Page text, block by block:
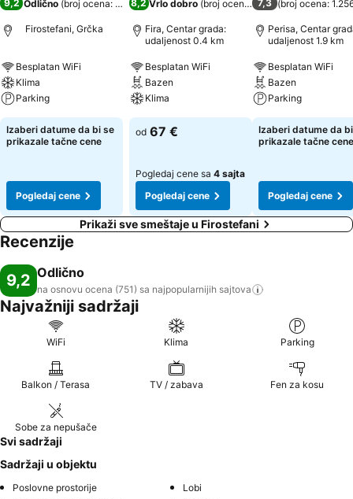
9,2 Odlično (broj ocena: 751)
Firostefani, Grčka
Besplatan WiFi
Klima
Parking
Izaberi datume da bi se
prikazale tačne cene
Pogledaj cene
8,2 Vrlo dobro (broj ocena: 2.080)
Fira, Centar grada:
udaljenost 0.4 km
Besplatan WiFi
Bazen
Klima
od 67 €
Pogledaj cene sa 4 sajta
Pogledaj cene
7,3 (broj ocena:
Perisa, Centar
udaljenost 1.9 km
Besplatan WiFi
Bazen
Parking
Izaberi datume da
prikazale tačne cene
Pogledaj cene
Prikaži sve smeštaje u Firostefani
Recenzije
9,2 Odlično
na osnovu ocena (751) sa najpopularnijih sajtova
Najvažniji sadržaji
WiFi Klima Parking
Balkon / Terasa TV / zabava Fen za kosu
Sobe za nepušače
Svi sadržaji
Sadržaji u objektu
Poslovne prostorije
Lobi